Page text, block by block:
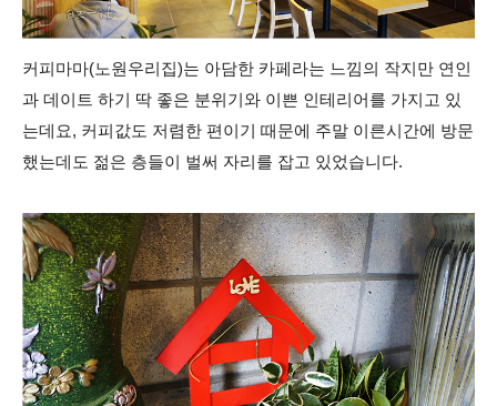
커피마마(노원우리집)는 아담한 카페라는 느낌의 작지만 연인
과 데이트 하기 딱 좋은 분위기와 이쁜 인테리어를 가지고 있
는데요, 커피값도 저렴한 편이기 때문에 주말 이른시간에 방문
했는데도 젊은 층들이 벌써 자리를 잡고 있었습니다.